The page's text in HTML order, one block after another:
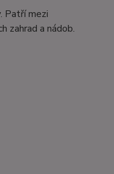
. Patří mezi
zahrad a nádob.